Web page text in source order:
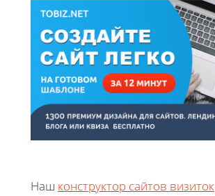
Наш конструктор сайтов визиток